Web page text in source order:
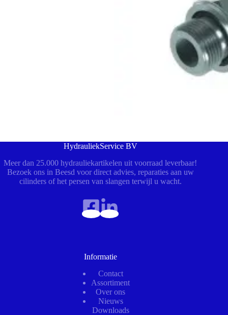
HydrauliekService BV
Meer dan 25.000 hydrauliekartikelen uit voorraad leverbaar!
Bezoek ons in Beesd voor direct advies, reparaties aan uw
cilinders of het persen van slangen terwijl u wacht.
Informatie
Contact
Assortiment
Over ons
Nieuws
Downloads